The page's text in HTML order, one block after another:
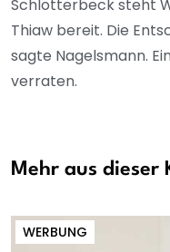
Schlotterbeck steht
Thiaw bereit. Die
sagte Nagelsmann.
verraten.
Mehr aus dieser
WERBUNG